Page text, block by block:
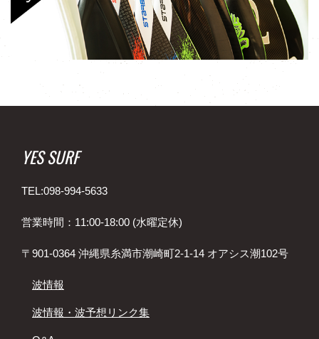
YES SURF
TEL:098-994-5633
営業時間：11:00-18:00 (水曜定休)
〒901-0364 沖縄県糸満市潮崎町2-1-14 オアシス潮102号
波情報
波情報・波予想リンク集